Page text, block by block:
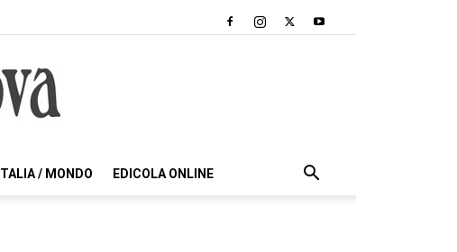
ITALIA / MONDO EDICOLA ONLINE